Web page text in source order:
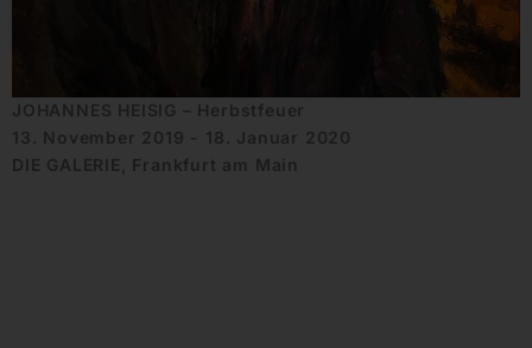
JOHANNES HEISIG – Herbstfeuer
13. November 2019 - 18. Januar 2020
DIE GALERIE, Frankfurt am Main